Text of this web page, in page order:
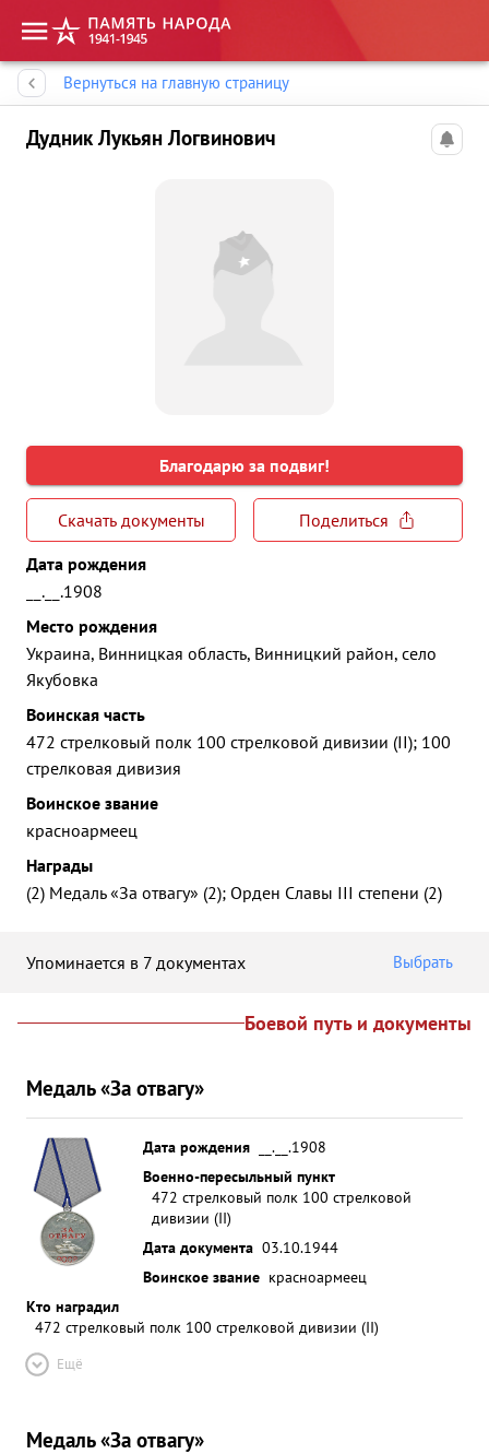
Вернуться на главную страницу
Дудник Лукьян Логвинович
Благодарю за подвиг!
Скачать документы
Поделиться
Дата рождения
__.__.1908
Место рождения
Украина, Винницкая область, Винницкий район, село
Якубовка
Воинская часть
472 стрелковый полк 100 стрелковой дивизии (II); 100
стрелковая дивизия
Воинское звание
красноармеец
Награды
(2) Медаль «За отвагу» (2); Орден Славы III степени (2)
Упоминается в 7 документах Выбрать
Боевой путь и документы
Медаль «За отвагу»
Дата рождения
__.__.1908
Военно-пересыльный пункт
472 стрелковый полк 100 стрелковой
дивизии (II)
Дата документа 03.10.1944
Воинское звание красноармеец
Кто наградил
472 стрелковый полк 100 стрелковой дивизии (II)
Ещё
Медаль «За отвагу»
Память народа